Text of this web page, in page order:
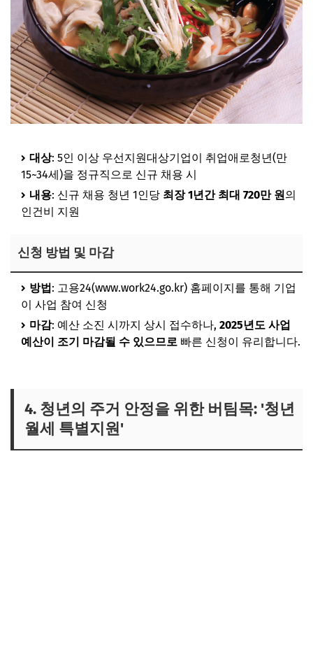
대상: 5인 이상 우선지원대상기업이 취업애로청년(만
15~34세)을 정규직으로 신규 채용 시
내용: 신규 채용 청년 1인당 최장 1년간 최대 720만 원의
인건비 지원
신청 방법 및 마감
방법: 고용24(www.work24.go.kr) 홈페이지를 통해 기업
이 사업 참여 신청
마감: 예산 소진 시까지 상시 접수하나, 2025년도 사업
예산이 조기 마감될 수 있으므로 빠른 신청이 유리합니다.
4. 청년의 주거 안정을 위한 버팀목: '청년
월세 특별지원'